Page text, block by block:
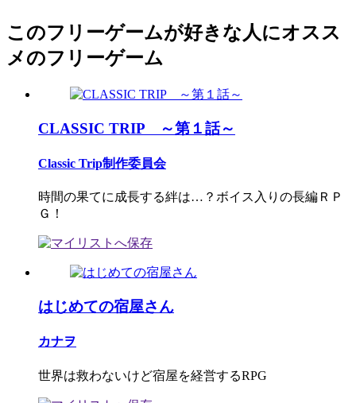
このフリーゲームが好きな人にオスス
メのフリーゲーム
CLASSIC TRIP ～第１話～
Classic Trip制作委員会
時間の果てに成長する絆は…？ボイス入りの長編ＲＰ
Ｇ！
はじめての宿屋さん
カナヲ
世界は救わないけど宿屋を経営するRPG